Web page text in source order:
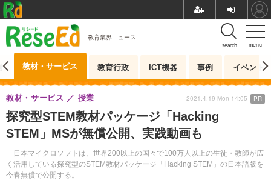
menu
search
教育業界ニュース
教材・サービス 教育行政 ICT機器 事例 イベント
探究型STEM教材パッケージ「Hacking
STEM」MSが無償公開、実践動画も
日本マイクロソフトは、世界200以上の国々で100万人以上の生徒・教師が広
く活用している探究型のSTEM教材パッケージ「Hacking STEM」の日本語版を
今春無償で公開する。
教材・サービス 授業 2021.4.19 Mon 14:05 PR